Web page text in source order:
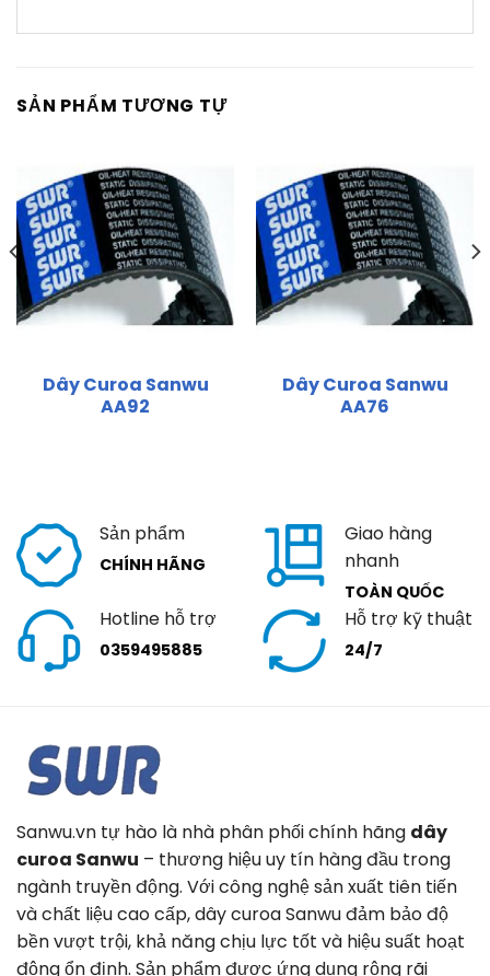
SẢN PHẨM TƯƠNG TỰ
Dây Curoa Sanwu
AA92
Dây Curoa Sanwu
AA76
Sản phẩm
CHÍNH HÃNG
Giao hàng
nhanh
TOÀN QUỐC
Hotline hỗ trợ
0359495885
Hỗ trợ kỹ thuật
24/7
Sanwu.vn tự hào là nhà phân phối chính hãng dây
curoa Sanwu – thương hiệu uy tín hàng đầu trong
ngành truyền động. Với công nghệ sản xuất tiên tiến
và chất liệu cao cấp, dây curoa Sanwu đảm bảo độ
bền vượt trội, khả năng chịu lực tốt và hiệu suất hoạt
động ổn định. Sản phẩm được ứng dụng rộng rãi